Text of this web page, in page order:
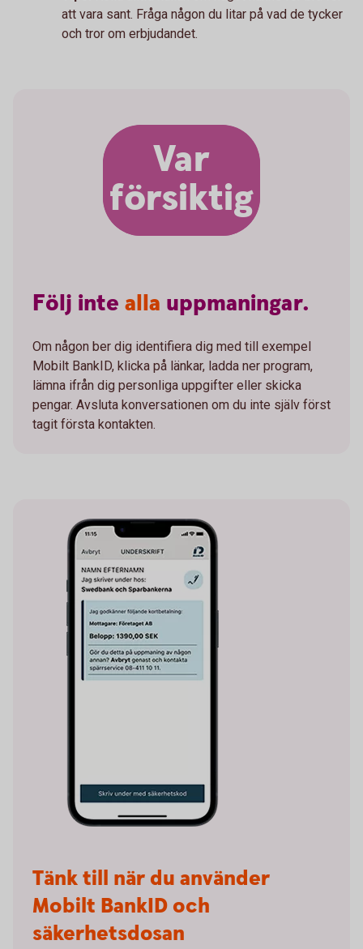
att vara sant. Fråga någon du litar på vad de tycker
och tror om erbjudandet.
Var
försiktig
Följ inte alla uppmaningar.
Om någon ber dig identifiera dig med till exempel
Mobilt BankID, klicka på länkar, ladda ner program,
lämna ifrån dig personliga uppgifter eller skicka
pengar. Avsluta konversationen om du inte själv först
tagit första kontakten.
Tänk till när du använder
Mobilt BankID och
säkerhetsdosan